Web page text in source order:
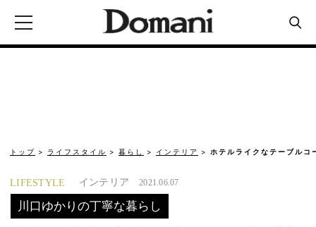
トップ ライフスタイル 暮らし インテリア ホテルライクなテーブル
LIFESTYLE インテリア 2021.06.07
川口ゆかりの丁寧な暮らし